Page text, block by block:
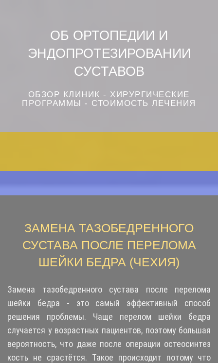
ОБ ОРТОПЕДИИ И
ЭНДОПРОТЕЗИРОВАНИИ
СУСТАВОВ
ОБЗОР КЛИНИК - ХИРУРГИЧЕСКИЕ
ПРОГРАММЫ - СТОИМОСТЬ ЛЕЧЕНИЯ
ЗАМЕНА ТАЗОБЕДРЕННОГО
СУСТАВА ПОСЛЕ ПЕРЕЛОМА
ШЕЙКИ БЕДРА (ЧЕХИЯ)
Замена тазобедренного сустава после перелома
шейки бедра - это самый эффективный способ
решения проблемы. Чаще перелом шейки бедра
случается у возрастных пациентов, поэтому большая
вероятность, что даже после операции остеосинтез
кость не срастётся. Такое происходит потому что